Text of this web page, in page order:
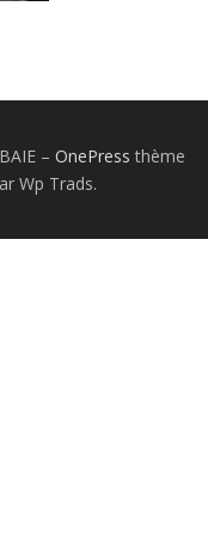
– OnePress thème
Wp Trads.